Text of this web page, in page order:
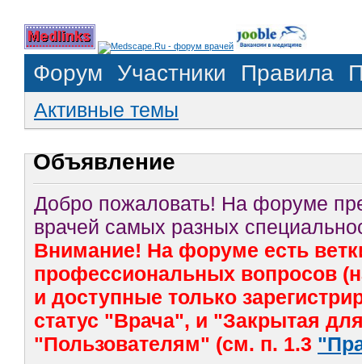
Форум Участники Правила
Активные темы
Объявление
Добро пожаловать! На форуме
врачей самых разных
Внимание! На форуме есть
профессиональных вопросов
и доступные только
статус "Врача", и "Закрытая
"Пользователям" (см. п. 1.3